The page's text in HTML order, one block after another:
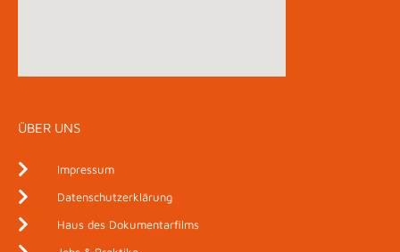
ÜBER UNS
Impressum
Datenschutzerklärung
Haus des Dokumentarfilms